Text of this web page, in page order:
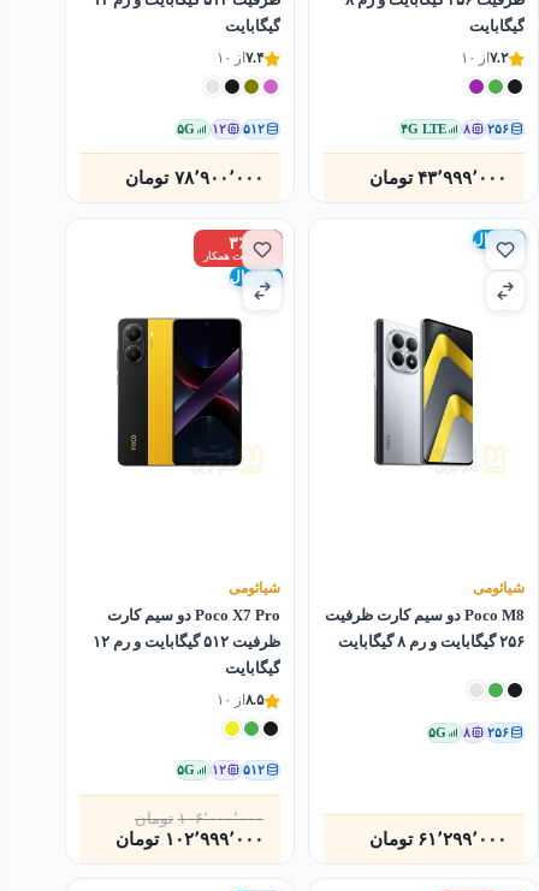
گیگابایت
۷.۲ از ۱۰
۲۵۶ ۸ ۴G LTE
۴۳٬۹۹۹٬۰۰۰ تومان
گیگابایت
۷.۴از ۱۰
۵۱۲ ۱۲ ۵G
۷۸٬۹۰۰٬۰۰۰ تومان
گلوبال
شیائومی
Poco M8 دو سیم کارت ظرفیت
۲۵۶ گیگابایت و رم ۸ گیگابایت
۲۵۶ ۸ ۵G
۶۱٬۲۹۹٬۰۰۰ تومان
۳٪
زیر قیمت همکار
گلوبال
شیائومی
Poco X7 Pro دو سیم کارت
ظرفیت ۵۱۲ گیگابایت و رم ۱۲
گیگابایت
۸.۵از ۱۰
۵۱۲ ۱۲ ۵G
۱۰۶٬۰۰۰٬۰۰۰ تومان
قیمت
۱۰۲٬۹۹۹٬۰۰۰ تومان
قیمت